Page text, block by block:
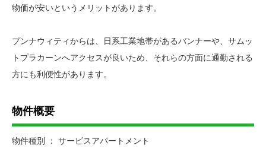
物価が安いというメリットがあります。
プンナウィティからは、日系工業地帯があるバンナーや、サムッ
トプラカーンへアクセスが良いため、それらの方面に通勤される
方にも利便性があります。
物件概要
物件種別 ： サービスアパートメント